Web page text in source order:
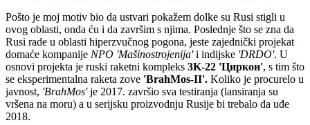
Pošto je moj motiv bio da ustvari pokažem dolke su Rusi stigli u
ovog oblasti, onda ću i da završim s njima. Poslednje što se zna da
Rusi rade u oblasti hiperzvučnog pogona, jeste zajednički projekat
domaće kompanije NPO 'Mašinostrojenija'i indijske 'DRDO'. U
osnovi projekta je ruski raketni kompleks 3K-22 'Циркон', s tim što
se eksperimentalna raketa zove 'BrahMos-II'. Koliko je procurelo u
javnost, 'BrahMos'je 2017. završio sva testiranja (lansiranja su
vršena na moru) a u serijsku proizvodnju Rusije bi trebalo da uđe
2018.